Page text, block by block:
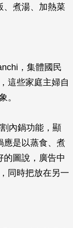
、煮湯、加熱菜
，集體國民
這些家庭主婦自
。
內鍋功能，顯
應是以蒸食、煮
的圖說，廣告中
同時把放在另一